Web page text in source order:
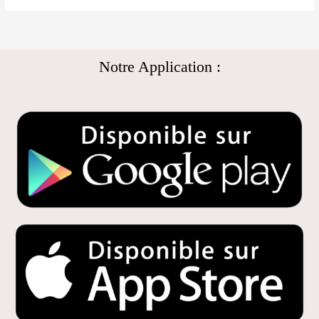
Notre Application :